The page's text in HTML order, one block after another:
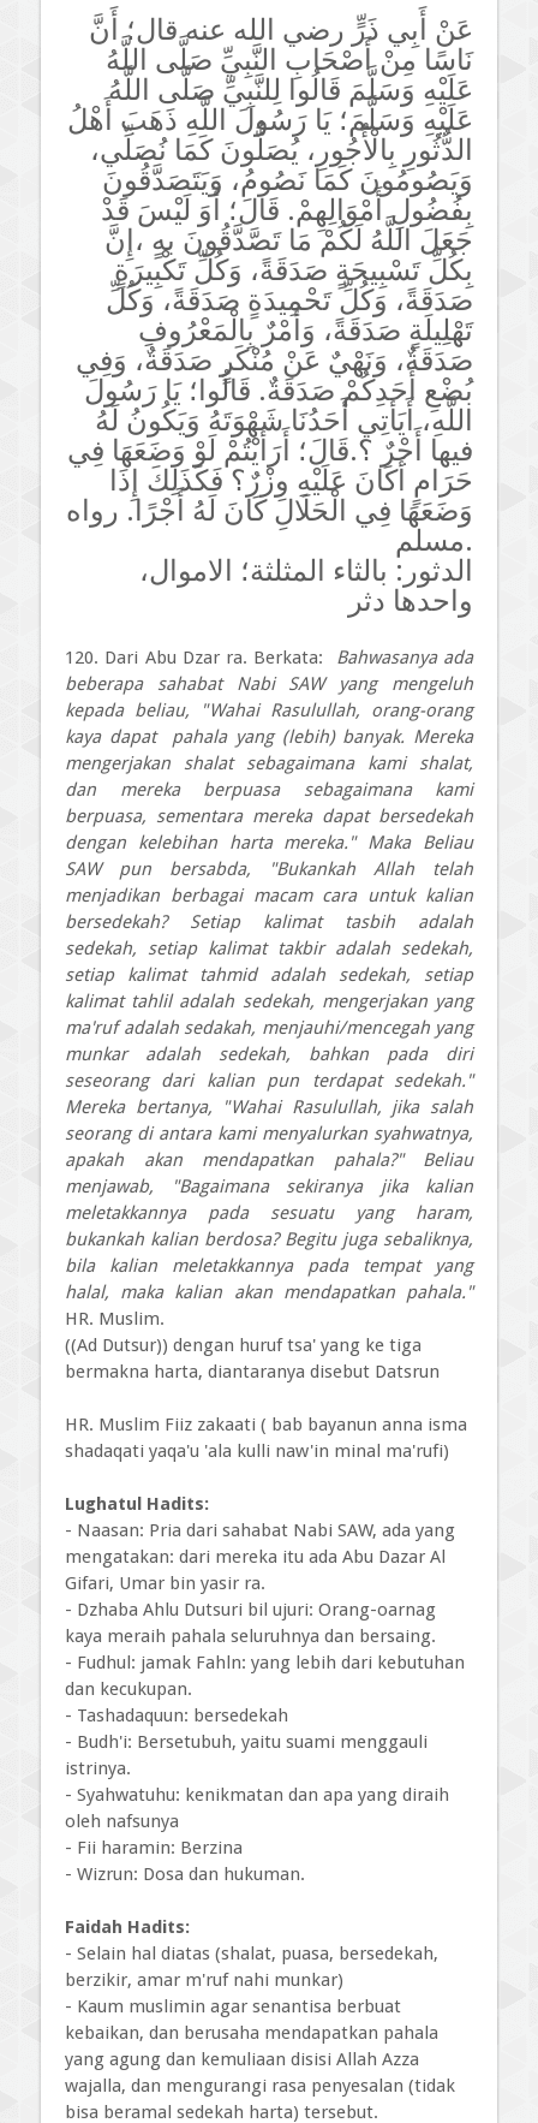
عَنْ أَبِي ذَرٍّ رضي الله عنه قال؛ أَنَّ
نَاسًا مِنْ أَصْحَابِ النَّبِيِّ صَلَّى اللَّهُ
عَلَيْهِ وَسَلَّمَ قَالُوا لِلنَّبِيِّ صَلَّى اللَّهُ
عَلَيْهِ وَسَلَّمَ؛ يَا رَسُولَ اللَّهِ ذَهَبَ أَهْلُ
الدُّثُورِ بِالْأُجُورِ، يُصَلُّونَ كَمَا نُصَلِّي،
وَيَصُومُونَ كَمَا نَصُومُ، وَيَتَصَدَّقُونَ
بِفُضُولِ أَمْوَالِهِمْ. قَالَ؛ أَوَ لَيْسَ قَدْ
جَعَلَ اللَّهُ لَكُمْ مَا تَصَّدَّقُونَ بهٍ ،إِنَّ
بِكُلِّ تَسْبِيحَةٍ صَدَقَةً، وَكُلِّ تَكْبِيرَةٍ
صَدَقَةً، وَكُلِّ تَحْمِيدَةٍ صَدَقَةً، وَكُلِّ
تَهْلِيلَةٍ صَدَقَةً، وَأَمْرٌ بِالْمَعْرُوفِ
صَدَقَةٌ، وَنَهْيٌ عَنْ مُنْكَرٍ صَدَقَةٌ، وَفِي
بُضْعِ أَحَدِكُمْ صَدَقَةٌ. قَالُوا؛ يَا رَسُولَ
اللَّهِ، أَيَأتِي أَحَدُنَا شَهْوَتَهُ وَيَكُونُ لَهُ
فيها أَجْرٌ ؟.قَالَ؛ أَرَأَيْتُمْ لَوْ وَضَعَهَا فِي
حَرَامٍ أَكَانَ عَلَيْهِ وِزْرٌ؟ فَكَذَلِكَ إِذَا
وَضَعَهَا فِي الْحَلَالِ كَانَ لَهُ أَجْرًا. رواه
مسلم.
الدثور: بالثاء المثلثة؛ الاموال،
واحدها دثر
120. Dari Abu Dzar ra. Berkata: Bahwasanya ada
beberapa sahabat Nabi SAW yang mengeluh
kepada beliau, "Wahai Rasulullah, orang-orang
kaya dapat pahala yang (lebih) banyak. Mereka
mengerjakan shalat sebagaimana kami shalat,
dan mereka berpuasa sebagaimana kami
berpuasa, sementara mereka dapat bersedekah
dengan kelebihan harta mereka." Maka Beliau
SAW pun bersabda, "Bukankah Allah telah
menjadikan berbagai macam cara untuk kalian
bersedekah? Setiap kalimat tasbih adalah
sedekah, setiap kalimat takbir adalah sedekah,
setiap kalimat tahmid adalah sedekah, setiap
kalimat tahlil adalah sedekah, mengerjakan yang
ma'ruf adalah sedakah, menjauhi/mencegah yang
munkar adalah sedekah, bahkan pada diri
seseorang dari kalian pun terdapat sedekah."
Mereka bertanya, "Wahai Rasulullah, jika salah
seorang di antara kami menyalurkan syahwatnya,
apakah akan mendapatkan pahala?" Beliau
menjawab, "Bagaimana sekiranya jika kalian
meletakkannya pada sesuatu yang haram,
bukankah kalian berdosa? Begitu juga sebaliknya,
bila kalian meletakkannya pada tempat yang
halal, maka kalian akan mendapatkan pahala."
HR. Muslim.
((Ad Dutsur)) dengan huruf tsa' yang ke tiga
bermakna harta, diantaranya disebut Datsrun
HR. Muslim Fiiz zakaati ( bab bayanun anna isma
shadaqati yaqa'u 'ala kulli naw'in minal ma'rufi)
Lughatul Hadits:
- Naasan: Pria dari sahabat Nabi SAW, ada yang
mengatakan: dari mereka itu ada Abu Dazar Al
Gifari, Umar bin yasir ra.
- Dzhaba Ahlu Dutsuri bil ujuri: Orang-oarnag
kaya meraih pahala seluruhnya dan bersaing.
- Fudhul: jamak Fahln: yang lebih dari kebutuhan
dan kecukupan.
- Tashadaquun: bersedekah
- Budh'i: Bersetubuh, yaitu suami menggauli
istrinya.
- Syahwatuhu: kenikmatan dan apa yang diraih
oleh nafsunya
- Fii haramin: Berzina
- Wizrun: Dosa dan hukuman.
Faidah Hadits:
- Selain hal diatas (shalat, puasa, bersedekah,
berzikir, amar m'ruf nahi munkar)
- Kaum muslimin agar senantisa berbuat
kebaikan, dan berusaha mendapatkan pahala
yang agung dan kemuliaan disisi Allah Azza
wajalla, dan mengurangi rasa penyesalan (tidak
bisa beramal sedekah harta) tersebut.